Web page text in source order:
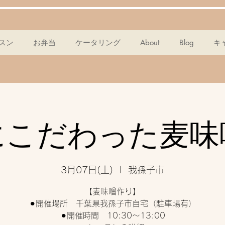
ン お弁当 ケータリング About Blog キ
だわった麦
3月07日(土) 我孫子市
【麦味噌作り】
⚫︎開催場所 千葉県我孫子市自宅（駐車場有）
⚫︎開催時間 10:30〜13:00